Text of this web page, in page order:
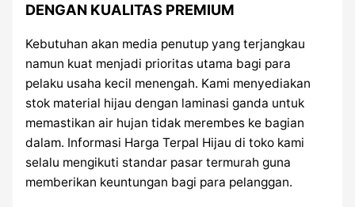
DENGAN KUALITAS PREMIUM
Kebutuhan akan media penutup yang terjangkau
namun kuat menjadi prioritas utama bagi para
pelaku usaha kecil menengah. Kami menyediakan
stok material hijau dengan laminasi ganda untuk
memastikan air hujan tidak merembes ke bagian
dalam. Informasi Harga Terpal Hijau di toko kami
selalu mengikuti standar pasar termurah guna
memberikan keuntungan bagi para pelanggan.